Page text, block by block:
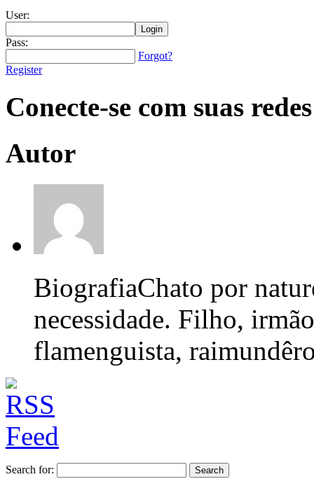
User:
Pass:
Forgot?
Register
Conecte-se com suas redes
Autor
BiografiaChato por
necessidade. Filho,
flamenguista,
Search for: